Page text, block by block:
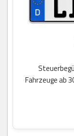
Fahrzeuge ab